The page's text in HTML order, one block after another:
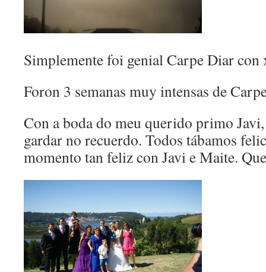
Simplemente foi genial Carpe Diar con
Foron 3 semanas muy intensas de
Con a boda do meu querido primo
gardar no recuerdo. Todos tábamos
momento tan feliz con Javi e Maite.